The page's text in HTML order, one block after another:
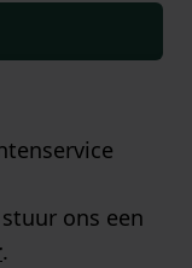
ons een
.